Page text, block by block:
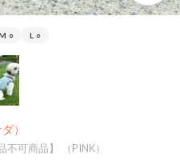
○ L ○
）
可商品】 （PINK）